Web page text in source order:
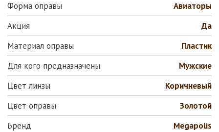
Форма оправы
Авиаторы
Акция
Да
Материал оправы
Пластик
Для кого предназначены
Мужские
Цвет линзы
Коричневый
Цвет оправы
Золотой
Бренд
Megapolis